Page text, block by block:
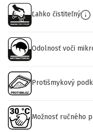
Ľahko čistiteľný
Odolnosť voči
Protišmykový
Možnosť ručného